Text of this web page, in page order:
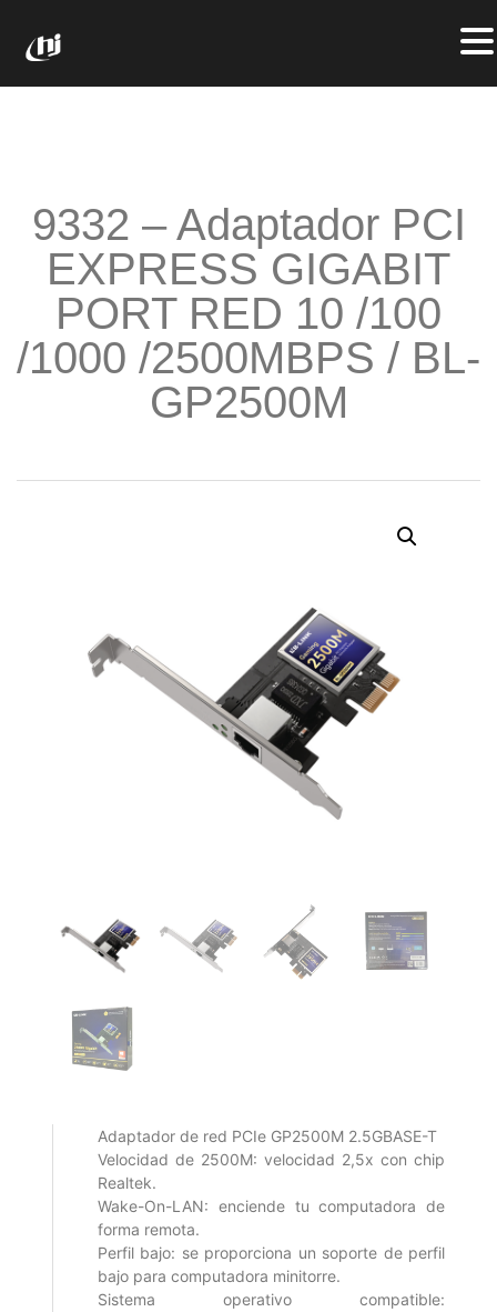
9332 – Adaptador PCI
EXPRESS GIGABIT
PORT RED 10 /100
/1000 /2500MBPS / BL-
GP2500M
Adaptador de red PCIe GP2500M 2.5GBASE-T
Velocidad de 2500M: velocidad 2,5x con chip
Realtek.
Wake-On-LAN: enciende tu computadora de
forma remota.
Perfil bajo: se proporciona un soporte de perfil
bajo para computadora minitorre.
Sistema operativo compatible: